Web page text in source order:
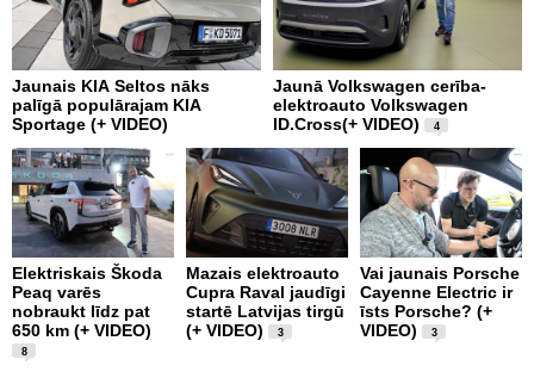
Jaunais KIA Seltos nāks
palīgā populārajam KIA
Sportage (+ VIDEO)
Jaunā Volkswagen cerība-
elektroauto Volkswagen
ID.Cross(+ VIDEO)
4
Elektriskais Škoda
Peaq varēs
nobraukt līdz pat
650 km (+ VIDEO)
8
Mazais elektroauto
Cupra Raval jaudīgi
startē Latvijas tirgū
(+ VIDEO)
3
Vai jaunais Porsche
Cayenne Electric ir
īsts Porsche? (+
VIDEO)
3